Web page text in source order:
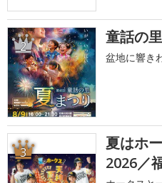
2 童話の
盆地に響き
3
夏はホ
2026／